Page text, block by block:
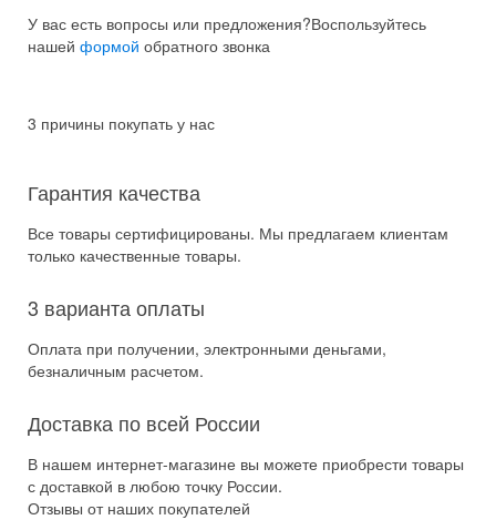
У вас есть вопросы или предложения?Воспользуйтесь
нашей формой обратного звонка
3 причины покупать у нас
Гарантия качества
Все товары сертифицированы. Мы предлагаем клиентам
только качественные товары.
3 варианта оплаты
Оплата при получении, электронными деньгами,
безналичным расчетом.
Доставка по всей России
В нашем интернет-магазине вы можете приобрести товары
с доставкой в любою точку России.
Отзывы от наших покупателей